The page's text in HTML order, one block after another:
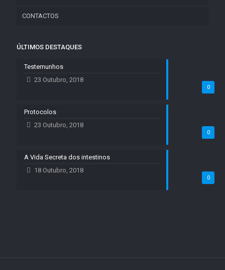
CONTACTOS
ÚLTIMOS DESTAQUES
0
Testemunhos
23 Outubro, 2018
0
Protocolos
23 Outubro, 2018
0
A Vida Secreta dos intestinos
18 Outubro, 2018